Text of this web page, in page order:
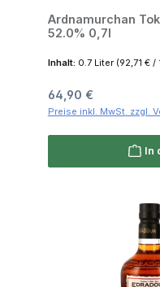
Ardnamurchan
52.0% 0,7l
Inhalt: 0.7 Liter (92,71 € /
Regulärer Preis:
64,90 €
Preise inkl. MwSt. zzgl.
In